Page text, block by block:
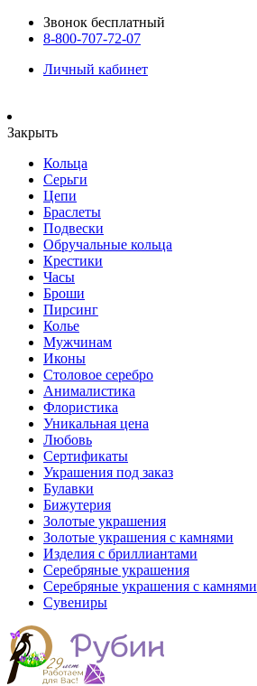
Звонок бесплатный
8-800-707-72-07
Личный кабинет
Закрыть
Кольца
Серьги
Цепи
Браслеты
Подвески
Обручальные кольца
Крестики
Часы
Броши
Пирсинг
Колье
Мужчинам
Иконы
Столовое серебро
Анималистика
Флористика
Уникальная цена
Любовь
Сертификаты
Украшения под заказ
Булавки
Бижутерия
Золотые украшения
Золотые украшения с камнями
Изделия с бриллиантами
Серебряные украшения
Серебряные украшения с камнями
Сувениры